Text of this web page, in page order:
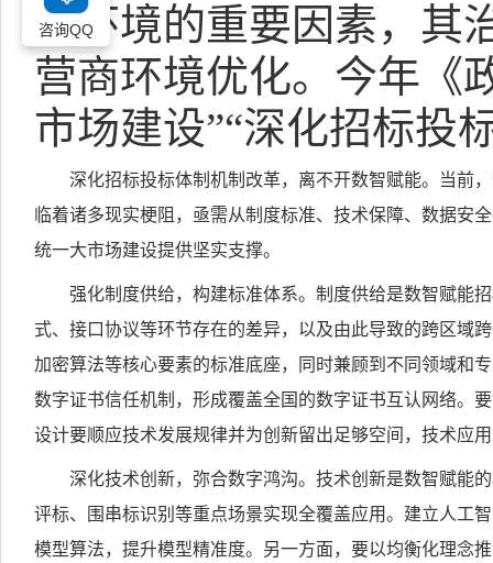
商环境的重要因素，其
营商环境优化。今年《
市场建设”“深化招标投
深化招标投标体制机制改革，离不开数智赋能。当前
临着诸多现实梗阻，亟需从制度标准、技术保障、数据安
统一大市场建设提供坚实支撑。
强化制度供给，构建标准体系。制度供给是数智赋能
式、接口协议等环节存在的差异，以及由此导致的跨区域
加密算法等核心要素的标准底座，同时兼顾到不同领域和
数字证书信任机制，形成覆盖全国的数字证书互认网络。
设计要顺应技术发展规律并为创新留出足够空间，技术应
深化技术创新，弥合数字鸿沟。技术创新是数智赋能
评标、围串标识别等重点场景实现全覆盖应用。建立人工
模型算法，提升模型精准度。另一方面，要以均衡化理念
咨询QQ